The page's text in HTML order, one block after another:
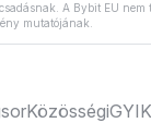
A Bybit EU nem
mutatójának.
KözösségiGYIK